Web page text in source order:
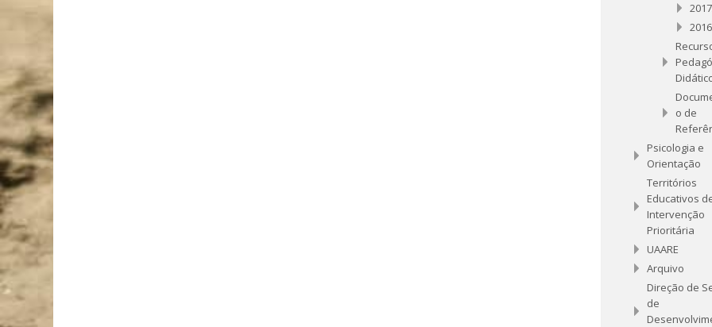
o de
Psicologia e
Orientação
Territórios
Educativos
Intervenção
Prioritária
UAARE
Arquivo
Direção de
de